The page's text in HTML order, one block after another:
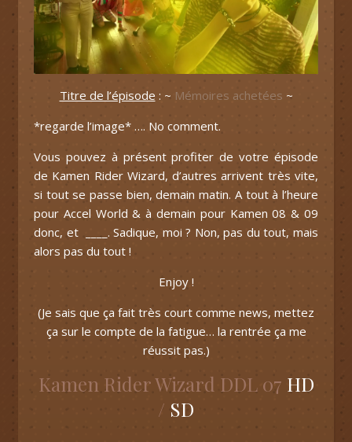
Titre de l’épisode : ~ Mémoires achetées ~
*regarde l’image* …. No comment.
Vous pouvez à présent profiter de votre épisode
de Kamen Rider Wizard, d’autres arrivent très vite,
si tout se passe bien, demain matin. A tout à l’heure
pour Accel World & à demain pour Kamen 08 & 09
donc, et ____. Sadique, moi ? Non, pas du tout, mais
alors pas du tout !
Enjoy !
(Je sais que ça fait très court comme news, mettez
ça sur le compte de la fatigue… la rentrée ça me
réussit pas.)
Kamen Rider Wizard DDL 07 HD
/ SD